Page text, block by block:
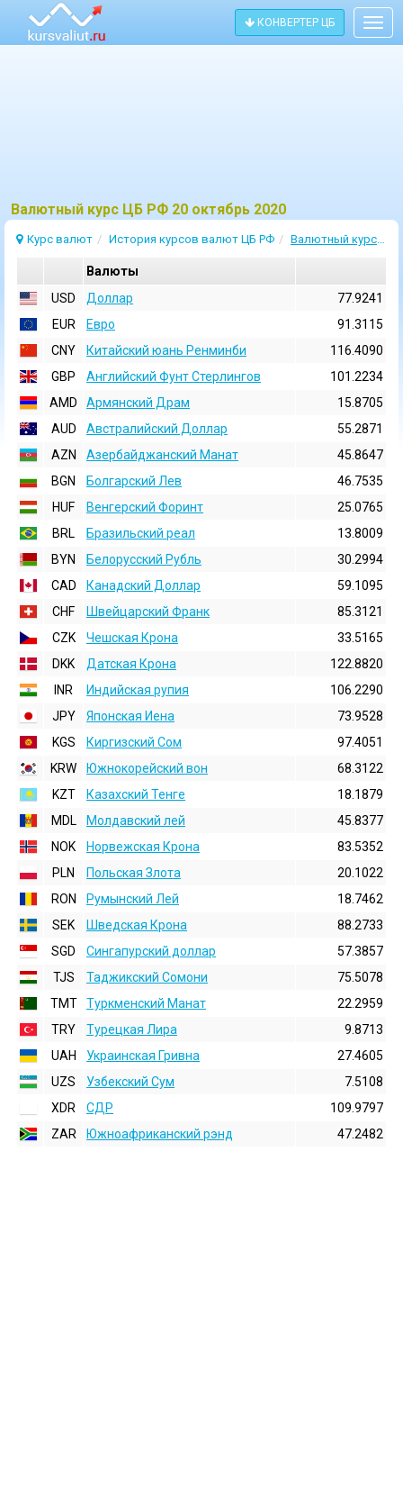
КОНВЕРТЕР ЦБ
Bалютный курс ЦБ РФ 20 октябрь 2020
Курс валют История курсов валют ЦБ РФ Валютный курс 20 Октябрь 2020
Валюты
USD
Доллар
77.9241
EUR
Евро
91.3115
CNY
Китайский юань Ренминби
116.4090
GBP
Английский Фунт Стерлингов
101.2234
AMD
Армянский Драм
15.8705
AUD
Австралийский Доллар
55.2871
AZN
Азербайджанский Манат
45.8647
BGN
Болгарский Лев
46.7535
HUF
Венгерский Форинт
25.0765
BRL
Бразильский реал
13.8009
BYN
Белорусский Рубль
30.2994
CAD
Канадский Доллар
59.1095
CHF
Швейцарский Франк
85.3121
CZK
Чешская Крона
33.5165
DKK
Датская Крона
122.8820
INR
Индийская pупия
106.2290
JPY
Японская Иена
73.9528
KGS
Киргизский Сом
97.4051
KRW
Южнокорейский вон
68.3122
KZT
Казахский Тенге
18.1879
MDL
Молдавский лей
45.8377
NOK
Норвежская Крона
83.5352
PLN
Польская Злота
20.1022
RON
Румынский Лей
18.7462
SEK
Шведская Крона
88.2733
SGD
Сингапурский доллар
57.3857
TJS
Таджикский Сомони
75.5078
TMT
Туркменский Манат
22.2959
TRY
Турецкая Лира
9.8713
UAH
Украинская Гривна
27.4605
UZS
Узбекский Сум
7.5108
XDR
СДР
109.9797
ZAR
Южноафриканский рэнд 47.2482